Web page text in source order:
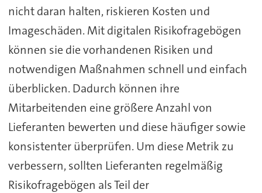
nicht daran halten, riskieren Kosten und
Imageschäden. Mit digitalen Risikofragebögen
können sie die vorhandenen Risiken und
notwendigen Maßnahmen schnell und einfach
überblicken. Dadurch können ihre
Mitarbeitenden eine größere Anzahl von
Lieferanten bewerten und diese häufiger sowie
konsistenter überprüfen. Um diese Metrik zu
verbessern, sollten Lieferanten regelmäßig
Risikofragebögen als Teil der